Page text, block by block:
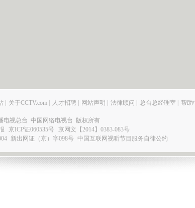
关于CCTV.com 人才招聘 网站声明 法律顾问 总台总经理室 帮助
电视总台 中国网络电视台 版权所有
京ICP证060535号
京网文【2014】0383-083号
新出网证（京）字098号 中国互联网视听节目服务自律公约